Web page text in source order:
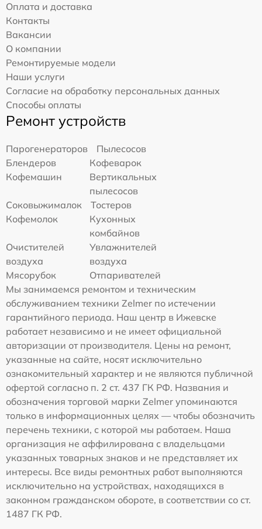
Оплата и доставка
Контакты
Вакансии
О компании
Ремонтируемые модели
Наши услуги
Согласие на обработку персональных данных
Способы оплаты
Ремонт устройств
Парогенераторов
Пылесосов
Блендеров
Кофеварок
Кофемашин
Вертикальных
пылесосов
Соковыжималок
Тостеров
Кофемолок
Кухонных
комбайнов
Очистителей
воздуха
Увлажнителей
воздуха
Мясорубок
Отпаривателей
Мы занимаемся ремонтом и техническим
обслуживанием техники Zelmer по истечении
гарантийного периода. Наш центр в Ижевске
работает независимо и не имеет официальной
авторизации от производителя. Цены на ремонт,
указанные на сайте, носят исключительно
ознакомительный характер и не являются публичной
офертой согласно п. 2 ст. 437 ГК РФ. Названия и
обозначения торговой марки Zelmer упоминаются
только в информационных целях — чтобы обозначить
перечень техники, с которой мы работаем. Наша
организация не аффилирована с владельцами
указанных товарных знаков и не представляет их
интересы. Все виды ремонтных работ выполняются
исключительно на устройствах, находящихся в
законном гражданском обороте, в соответствии со ст.
1487 ГК РФ.